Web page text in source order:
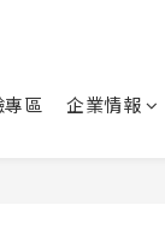
專區 企業情報